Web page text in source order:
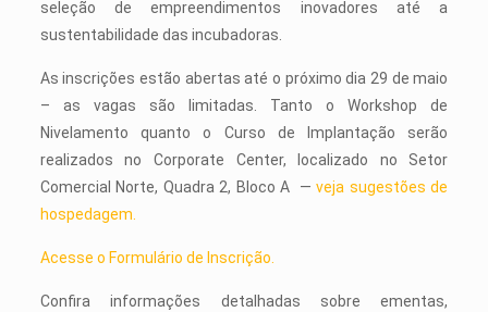
seleção de empreendimentos inovadores até a
sustentabilidade das incubadoras.
As inscrições estão abertas até o próximo dia 29 de maio
– as vagas são limitadas. Tanto o Workshop de
Nivelamento quanto o Curso de Implantação serão
realizados no Corporate Center, localizado no Setor
Comercial Norte, Quadra 2, Bloco A —veja sugestões de
hospedagem.
Acesse o Formulário de Inscrição.
Confira informações detalhadas sobre ementas,